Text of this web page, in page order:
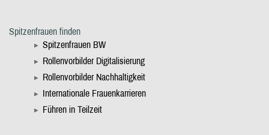
Spitzenfrauen finden
Spitzenfrauen BW
Rollenvorbilder Digitalisierung
Rollenvorbilder Nachhaltigkeit
Internationale Frauenkarrieren
Führen in Teilzeit